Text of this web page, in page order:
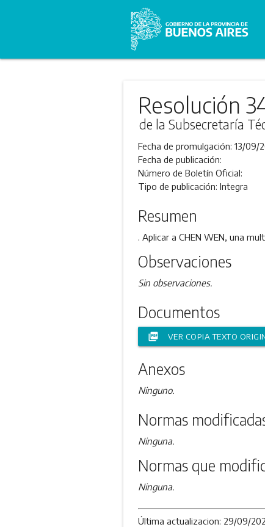
Resolución
de la Subsecretaría
Fecha de promulgación: 13/09/
Fecha de publicación:
Número de Boletín Oficial:
Tipo de publicación: Integra
Resumen
. Aplicar a CHEN WEN, una
Observaciones
Sin observaciones.
Documentos
picture_as_pdf VER COPIA TEXTO
Anexos
Ninguno.
Normas
Ninguna.
Normas que
Ninguna.
Última actualizacion: 29/09/